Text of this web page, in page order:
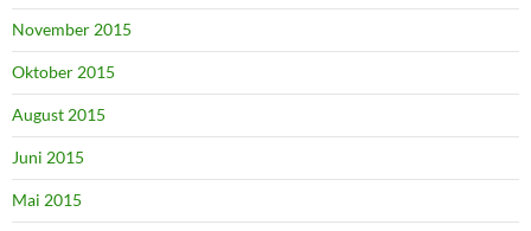
November 2015
Oktober 2015
August 2015
Juni 2015
Mai 2015